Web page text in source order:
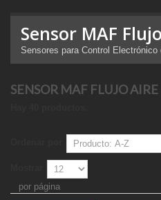
Sensor MAF
Sensores para Control Electrónico
SENSOR MAF FLUJO AIRE
por página